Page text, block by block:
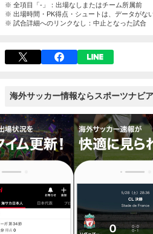
※ 全項目「-」：出場なしまたはチーム所属前
※ 出場時間・PK得点・シュートは、データがな
※ 試合詳細へのリンクなし：中止となった試合
海外サッカー情報ならスポーツナビ